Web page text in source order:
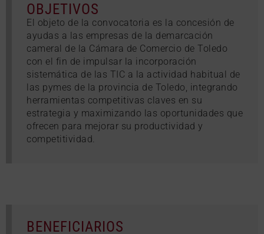
OBJETIVOS
El objeto de la convocatoria es la concesión de
ayudas a las empresas de la demarcación
cameral de la Cámara de Comercio de Toledo
con el fin de impulsar la incorporación
sistemática de las TIC a la actividad habitual de
las pymes de la provincia de Toledo, integrando
herramientas competitivas claves en su
estrategia y maximizando las oportunidades que
ofrecen para mejorar su productividad y
competitividad.
BENEFICIARIOS